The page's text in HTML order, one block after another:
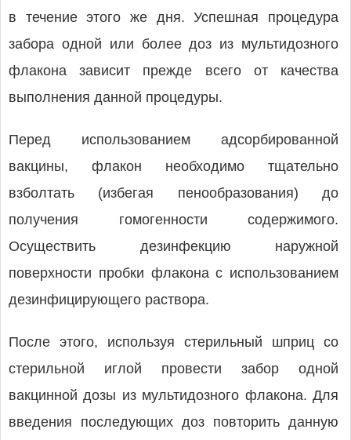
в течение этого же дня. Успешная процедура
забора одной или более доз из мультидозного
флакона зависит прежде всего от качества
выполнения данной процедуры.
Перед использованием адсорбированной
вакцины, флакон необходимо тщательно
взболтать (избегая пенообразования) до
получения гомогенности содержимого.
Осуществить дезинфекцию наружной
поверхности пробки флакона с использованием
дезинфицирующего раствора.
После этого, используя стерильный шприц со
стерильной иглой провести забор одной
вакцинной дозы из мультидозного флакона. Для
введения последующих доз повторить данную